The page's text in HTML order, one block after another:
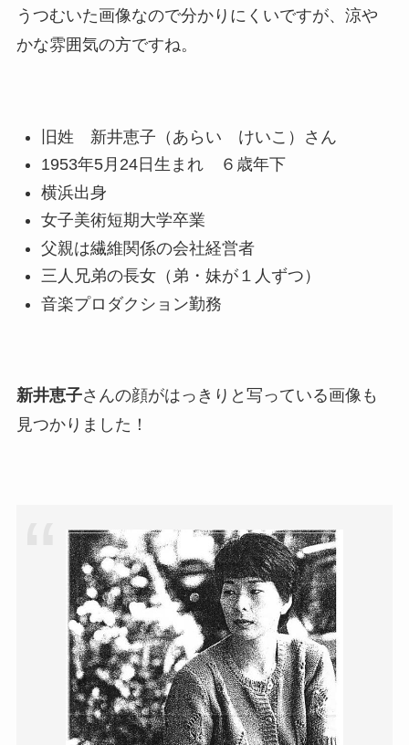
うつむいた画像なので分かりにくいですが、涼や
かな雰囲気の方ですね。
旧姓 新井恵子（あらい けいこ）さん
1953年5月24日生まれ ６歳年下
横浜出身
女子美術短期大学卒業
父親は繊維関係の会社経営者
三人兄弟の長女（弟・妹が１人ずつ）
音楽プロダクション勤務
新井恵子さんの顔がはっきりと写っている画像も
見つかりました！